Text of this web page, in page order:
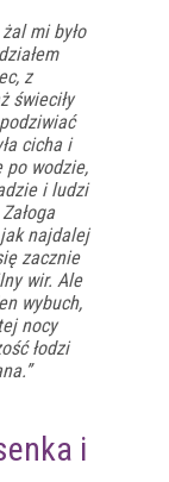
mi było
z
świeciły
cicha i
po wodzie,
i ludzi
jak najdalej
zacznie
wir. Ale
wybuch,
nocy
łodzi
i